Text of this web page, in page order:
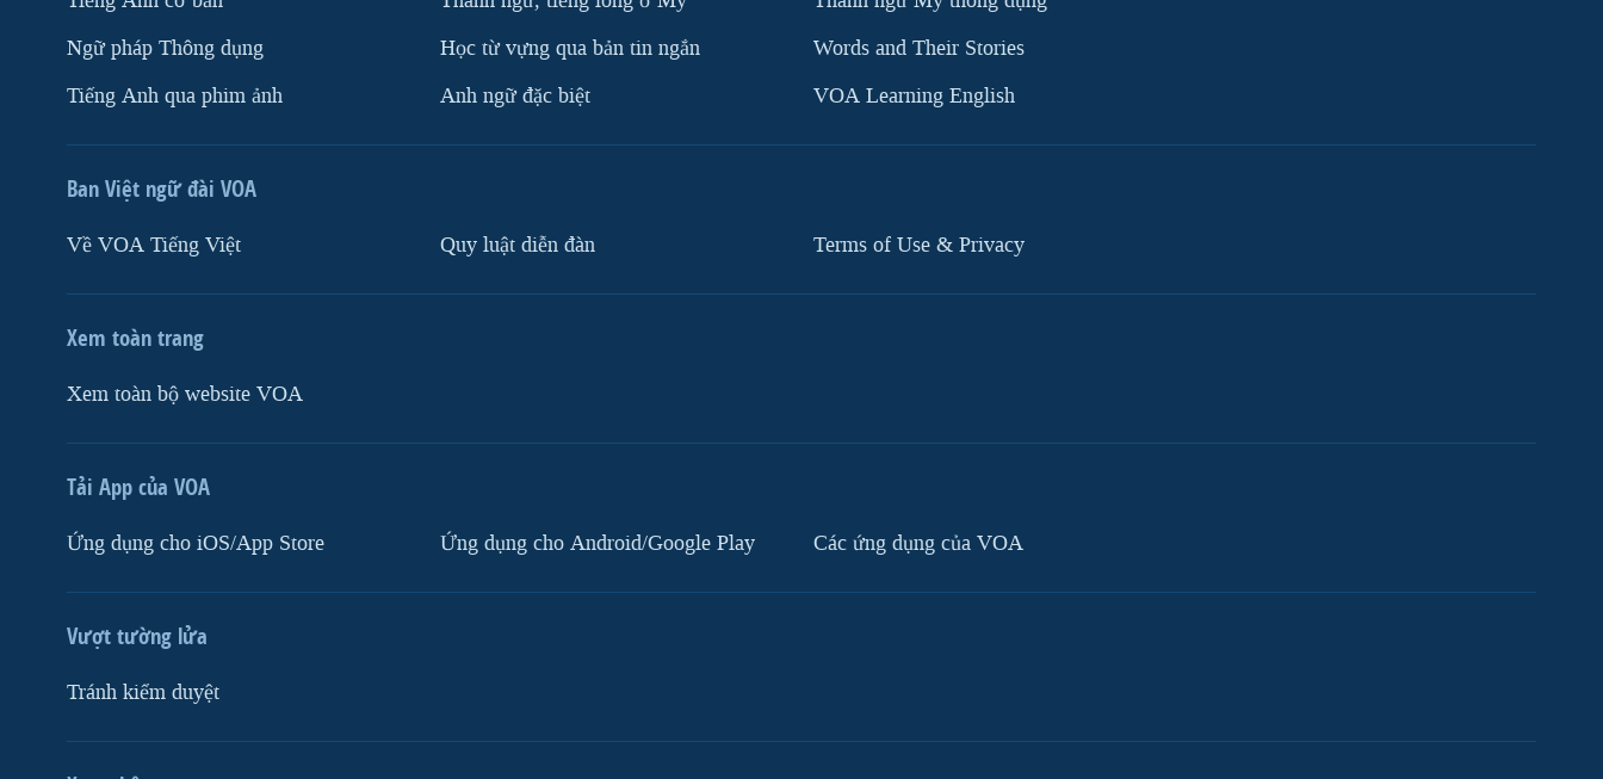
Ngữ pháp Thông dụng
Tiếng Anh qua phim ảnh
Học từ vựng qua bản tin ngắn
Anh ngữ đặc biệt
Words and Their Stories
VOA Learning English
Ban Việt ngữ đài VOA
Về VOA Tiếng Việt Quy luật diễn đàn Terms of Use & Privacy
Xem toàn trang
Xem toàn bộ website VOA
Tải App của VOA
Ứng dụng cho iOS/App Store Ứng dụng cho Android/Google Play Các ứng dụng của VOA
Vượt tường lửa
Tránh kiểm duyệt